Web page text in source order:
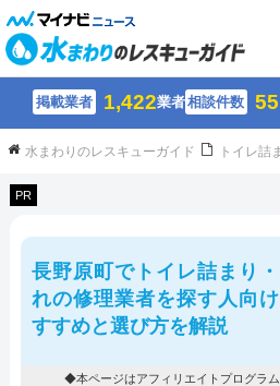
掲載業者 1,422業者相談件数
水まわりのレスキューガイド トイレ詰
PR
長野原町でトイレ詰まり
れの修理業者を探す人向
すすめと選び方を解説
◆本ページはアフィリエイトプログラム